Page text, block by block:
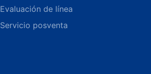
Evaluación de línea
Servicio posventa